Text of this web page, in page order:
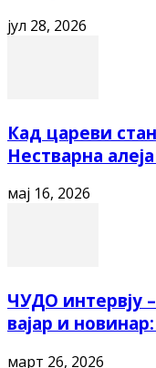
јул 28, 2026
Кад цареви
Нестварна
мај 16, 2026
ЧУДО интервју
вајар и
март 26, 2026